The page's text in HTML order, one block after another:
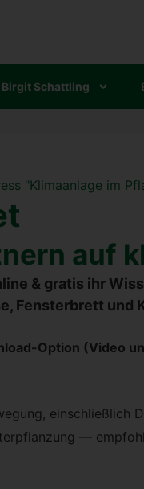
Bir­git Schatt­ling
auf
& gra­tis ihr
Fens­ter­brett
Opti­on (Video
ein­schließ­lich
—